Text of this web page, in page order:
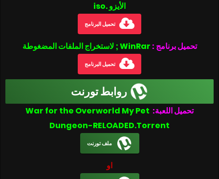
الأيزو .iso
تحميل البرنامج
تحميل برنامج : WinRar ; لاستخراج الملفات المضغوطة
تحميل البرنامج
روابط تورنت
تحميل اللعبة: War for the Overworld My Pet
Dungeon-RELOADED.Torrent
ملف تورنت
او